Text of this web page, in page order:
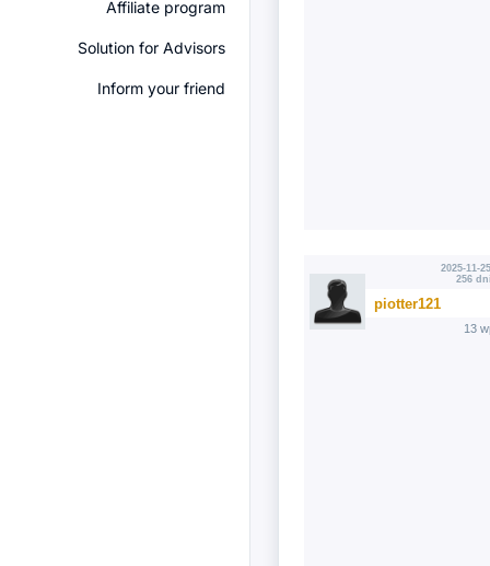
Affiliate program
Solution for Advisors
Inform your friend
2025-11-
256
piotter121
13